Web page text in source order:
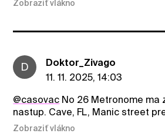
Zobraziť vlákno
D
Doktor_Zivago
11. 11. 2025, 14:03
@casovac No 26 Metronome ma
nastup. Cave, FL, Manic street
Zobraziť vlákno